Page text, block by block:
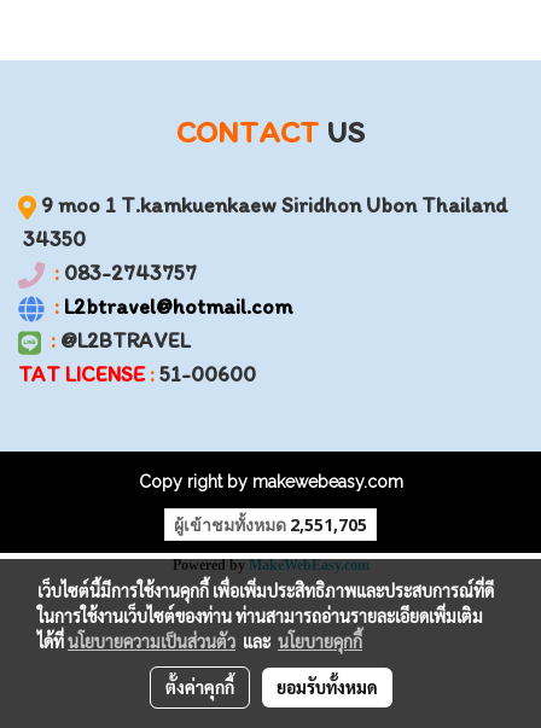
CONTACT US
9 moo 1 T.kamkuenkaew Siridhon Ubon Thailand
34350
: 083-2743757
: L2btravel@hotmail.com
: @L2BTRAVEL
TAT LICENSE:51-00600
Copy right by makewebeasy.com
ผู้เข้าชมทั้งหมด 2,551,705
Powered by MakeWebEasy.com
เว็บไซต์นี้มีการใช้งานคุกกี้ เพื่อเพิ่มประสิทธิภาพและประสบการณ์ที่ดี
ในการใช้งานเว็บไซต์ของท่าน ท่านสามารถอ่านรายละเอียดเพิ่มเติม
ได้ที่นโยบายความเป็นส่วนตัว และ นโยบายคุกกี้
ตั้งค่าคุกกี้ ยอมรับทั้งหมด